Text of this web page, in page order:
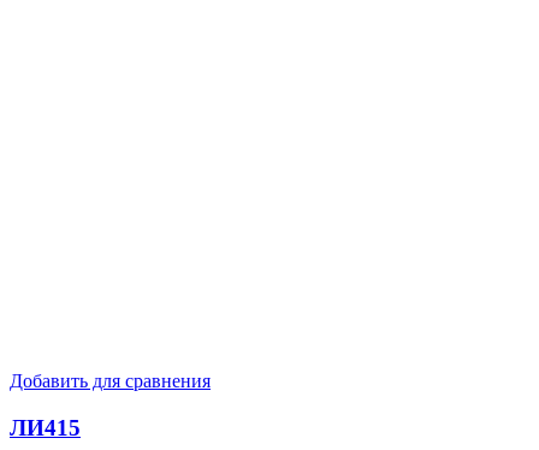
Добавить для сравнения
ЛИ415